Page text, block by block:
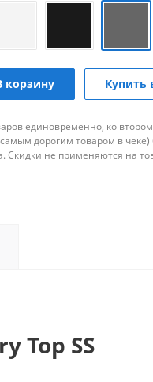
корзину Купить
единовременно, ко
дорогим товаром в
Скидки не применяются на
Top SS